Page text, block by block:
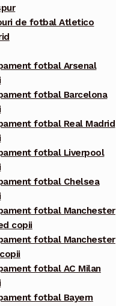
de fotbal Atletico
fotbal Arsenal
fotbal Barcelona
fotbal Real Madrid
fotbal Liverpool
fotbal Chelsea
fotbal Manchester
copii
fotbal Manchester
fotbal AC Milan
fotbal Bayern